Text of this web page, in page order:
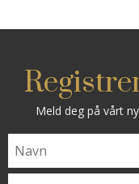
Meld deg på vårt